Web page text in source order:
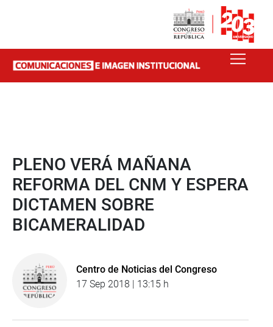
PLENO VERÁ MAÑANA
REFORMA DEL CNM Y ESPERA
DICTAMEN SOBRE
BICAMERALIDAD
Centro de Noticias del Congreso
17 Sep 2018 | 13:15 h